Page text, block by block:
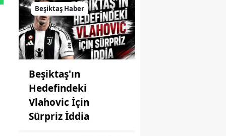
Beşiktaş Haber
Beşiktaş'ın
Hedefindeki
Vlahovic İçin
Sürpriz İddia